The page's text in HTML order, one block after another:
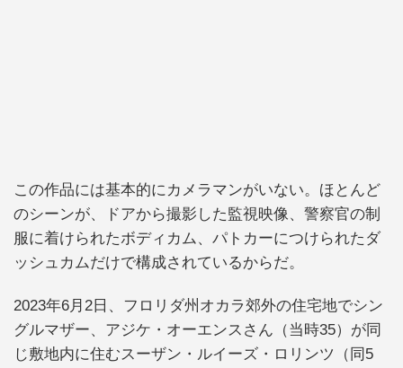
この作品には基本的にカメラマンがいない。ほとんど
のシーンが、ドアから撮影した監視映像、警察官の制
服に着けられたボディカム、パトカーにつけられたダ
ッシュカムだけで構成されているからだ。
2023年6月2日、フロリダ州オカラ郊外の住宅地でシン
グルマザー、アジケ・オーエンスさん（当時35）が同
じ敷地内に住むスーザン・ルイーズ・ロリンツ（同5